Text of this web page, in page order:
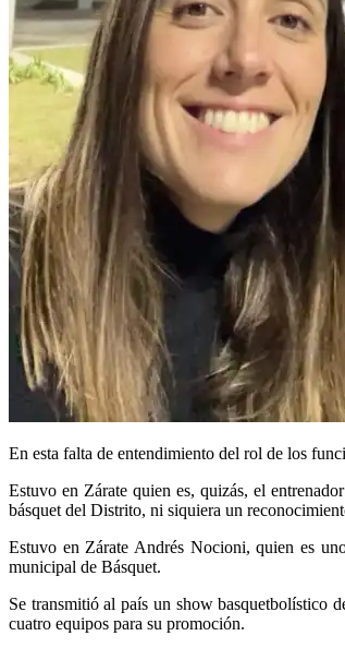
En esta falta de entendimiento del rol de los
Estuvo en Zárate quien es, quizás, el
básquet del Distrito, ni siquiera un
Estuvo en Zárate Andrés Nocioni, quien es
municipal de Básquet.
Se transmitió al país un show basquetbolístico
cuatro equipos para su promoción.